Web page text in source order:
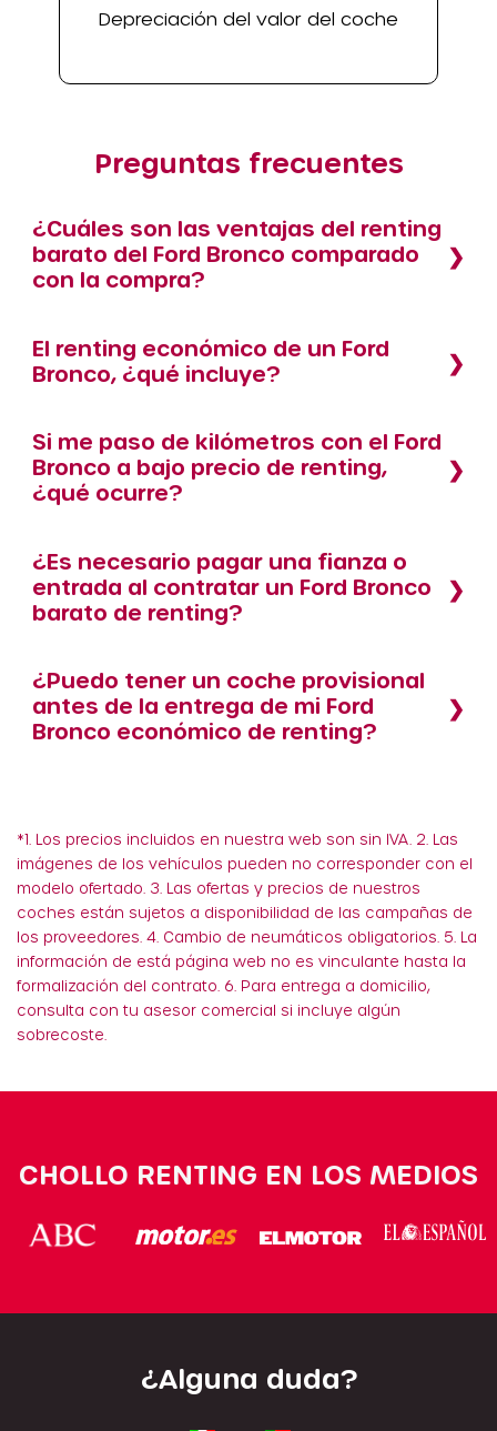
Depreciación del valor del coche
Preguntas frecuentes
¿Cuáles son las ventajas del renting
barato del Ford Bronco comparado
con la compra?
El renting económico de un Ford
Bronco, ¿qué incluye?
Si me paso de kilómetros con el Ford
Bronco a bajo precio de renting,
¿qué ocurre?
¿Es necesario pagar una fianza o
entrada al contratar un Ford Bronco
barato de renting?
¿Puedo tener un coche provisional
antes de la entrega de mi Ford
Bronco económico de renting?
*1. Los precios incluidos en nuestra web son sin IVA. 2. Las
imágenes de los vehículos pueden no corresponder con el
modelo ofertado. 3. Las ofertas y precios de nuestros
coches están sujetos a disponibilidad de las campañas de
los proveedores. 4. Cambio de neumáticos obligatorios. 5. La
información de está página web no es vinculante hasta la
formalización del contrato. 6. Para entrega a domicilio,
consulta con tu asesor comercial si incluye algún
sobrecoste.
CHOLLO RENTING EN LOS MEDIOS
¿Alguna duda?